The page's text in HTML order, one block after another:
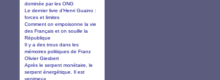
dominée par les ONG
Le dernier livre d’Henri Guaino :
forces et limites
Comment on empoisonne la vie
des Français et on souille la
République
Il y a des trous dans les
mémoires politiques de Franz
Olivier Giesbert
Après le serpent monétaire, le
serpent énergétique. Il est
venimeux